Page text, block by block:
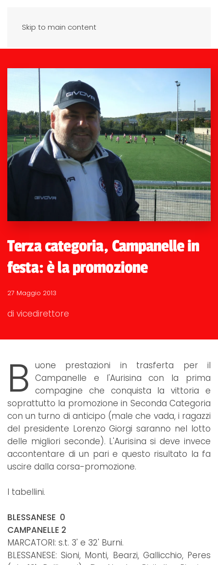
Skip to main content
Terza categoria, Campanelle in
festa: è la promozione
27 Maggio 2013
di vicedirettore
B uone prestazioni in trasferta per il
Campanelle e l'Aurisina con la prima
compagine che conquista la vittoria e
soprattutto la promozione in Seconda Categoria
con un turno di anticipo (male che vada, i ragazzi
del presidente Lorenzo Giorgi saranno nel lotto
delle migliori seconde). L'Aurisina si deve invece
accontentare di un pari e questo risultato la fa
uscire dalla corsa-promozione.
I tabellini.
BLESSANESE 0
CAMPANELLE 2
MARCATORI: s.t. 3' e 32' Burni.
BLESSANESE: Sioni, Monti, Bearzi, Gallicchio, Peres